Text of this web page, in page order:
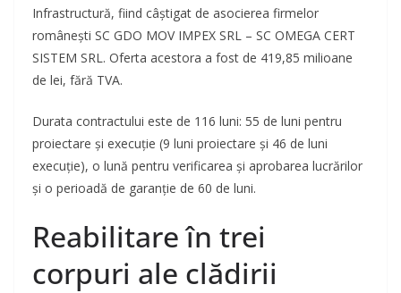
Infrastructură, fiind câștigat de asocierea firmelor
românești SC GDO MOV IMPEX SRL – SC OMEGA CERT
SISTEM SRL. Oferta acestora a fost de 419,85 milioane
de lei, fără TVA.
Durata contractului este de 116 luni: 55 de luni pentru
proiectare și execuție (9 luni proiectare și 46 de luni
execuție), o lună pentru verificarea și aprobarea lucrărilor
și o perioadă de garanție de 60 de luni.
Reabilitare în trei
corpuri ale clădirii